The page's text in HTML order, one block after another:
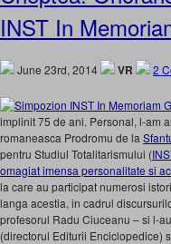
INST In
June 23rd, 2014 VR 2
implinit 75 de ani. Personal, l-am
romaneasca Prodromu de la
pentru Studiul Totalitarismului (
omagiat imensa personalitate si
la care au participat numerosi
langa acestia, in cadrul
profesorul Radu Ciuceanu – si l-
(directorul Editurii Enciclopedice)